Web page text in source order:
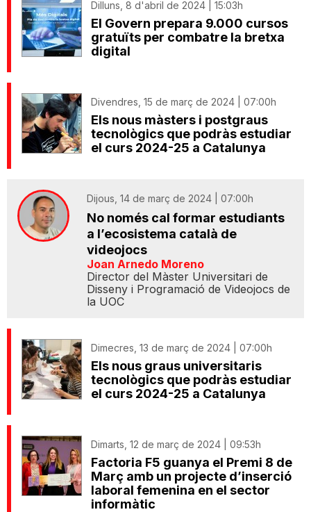
Dilluns, 8 d'abril de 2024 | 15:03h
El Govern prepara 9.000 cursos
gratuïts per combatre la bretxa
digital
Divendres, 15 de març de 2024 | 07:00h
Els nous màsters i postgraus
tecnològics que podràs estudiar
el curs 2024-25 a Catalunya
Dijous, 14 de març de 2024 | 07:00h
No només cal formar estudiants
a l’ecosistema català de
videojocs
Joan Arnedo Moreno
Director del Màster Universitari de
Disseny i Programació de Videojocs de
la UOC
Dimecres, 13 de març de 2024 | 07:00h
Els nous graus universitaris
tecnològics que podràs estudiar
el curs 2024-25 a Catalunya
Dimarts, 12 de març de 2024 | 09:53h
Factoria F5 guanya el Premi 8 de
Març amb un projecte d’inserció
laboral femenina en el sector
informàtic